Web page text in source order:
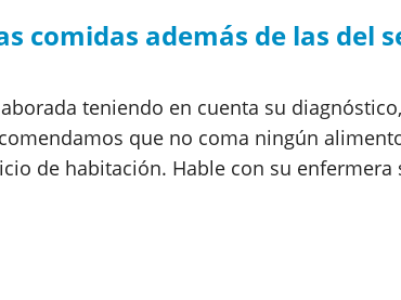
comidas además de las del
teniendo en cuenta su
que no coma ningún
de habitación. Hable con su